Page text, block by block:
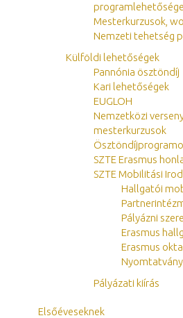
Mesterkurzusok,
Nemzeti tehetség
Külföldi lehetőségek
Pannónia ösztöndíj
Kari lehetőségek
EUGLOH
Nemzetközi
mesterkurzusok
SZTE Erasmus
SZTE Mobilitási
Hallgatói
Pályázni
Erasmus
Erasmus
Pályázati kiírás
Elsőéveseknek